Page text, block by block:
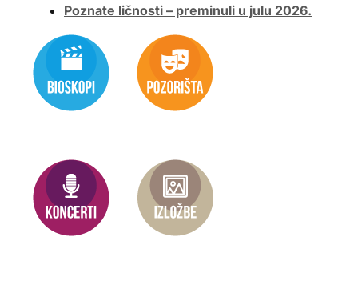
Poznate ličnosti – preminuli u julu 2026.